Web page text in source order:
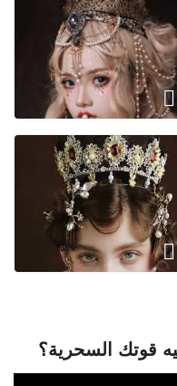
قوتك السحرية؟